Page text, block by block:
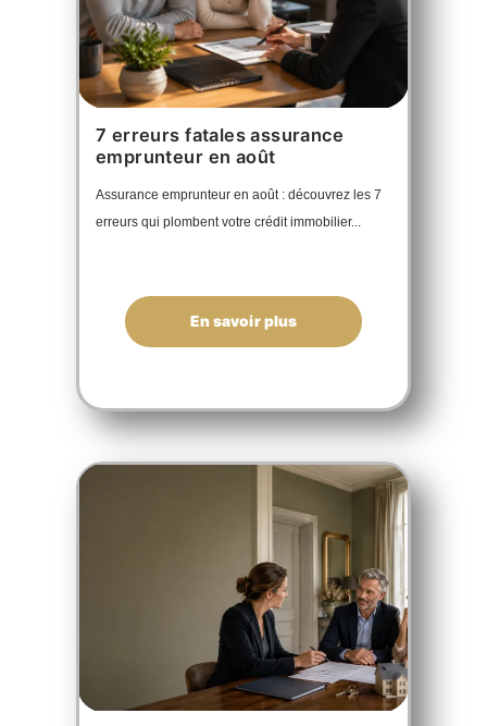
7 erreurs fatales assurance
emprunteur en août
Assurance emprunteur en août : découvrez les 7
erreurs qui plombent votre crédit immobilier...
En savoir plus